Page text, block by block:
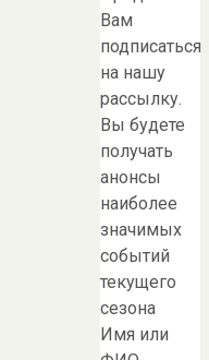
Вам
подписаться
на нашу
рассылку.
Вы будете
получать
анонсы
наиболее
значимых
событий
текущего
сезона
Имя или